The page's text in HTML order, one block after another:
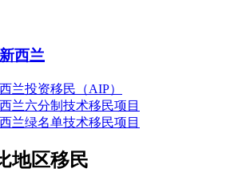
新西兰
兰投资移民（AIP）
兰六分制技术移民项目
兰绿名单技术移民项目
地区移民